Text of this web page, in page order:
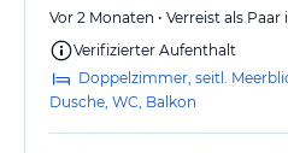
Vor 2 Monaten • Verreist als
Verifizierter Aufenthalt
Doppelzimmer, seitl.
Dusche, WC, Balkon